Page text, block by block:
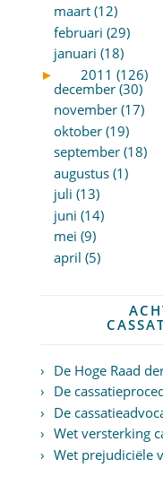
maart (12)
februari (29)
januari (18)
►
2011 (126)
december (30)
november (17)
oktober (19)
september (18)
augustus (1)
juli (13)
juni (14)
mei (9)
april (5)
De Hoge Raad
De
De
Wet versterking
Wet prejudiciële